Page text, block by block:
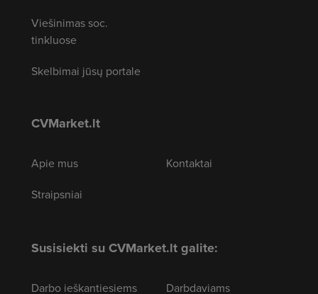
Viešinimas soc.
tinkluose
Skelbimai jūsų portale
CVMarket.lt
Apie mus
Straipsniai
Kontaktai
Susisiekti su CVMarket.lt galite:
Darbo ieškantiesiems Darbdaviams